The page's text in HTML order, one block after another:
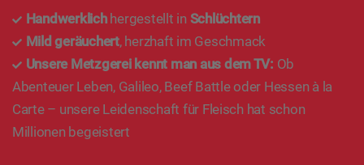
Handwerklich hergestellt in Schlüchtern
Mild geräuchert, herzhaft im Geschmack
Unsere Metzgerei kennt man aus dem TV: Ob
Abenteuer Leben, Galileo, Beef Battle oder Hessen à la
Carte – unsere Leidenschaft für Fleisch hat schon
Millionen begeistert